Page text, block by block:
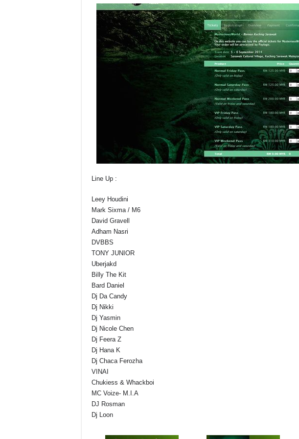
Line Up :
Leey Houdini
Mark Sixma / M6
David Gravell
Adham Nasri
DVBBS
TONY JUNIOR
Uberjakd
Billy The Kit
Bard Daniel
Dj Da Candy
Dj Nikki
Dj Yasmin
Dj Nicole Chen
Dj Feera Z
Dj Hana K
Dj Chaca Ferozha
VINAI
Chukiess & Whackboi
MC Voize- M.I.A
DJ Rosman
Dj Loon